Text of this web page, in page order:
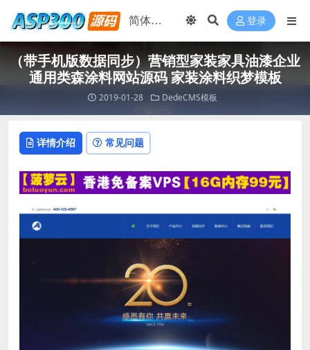
登录
（带手机版数据同步）营销型家装家具油漆企业
通用类森涂料网站源码 家装涂料织梦模板
2019-01-28 DedeCMS模板
详情介绍 常见问题